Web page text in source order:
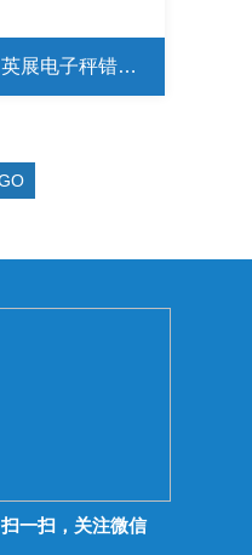
上海CE认证电子秤 英展电子秤错误代码E4 E4是什么
扫一扫，关注微信